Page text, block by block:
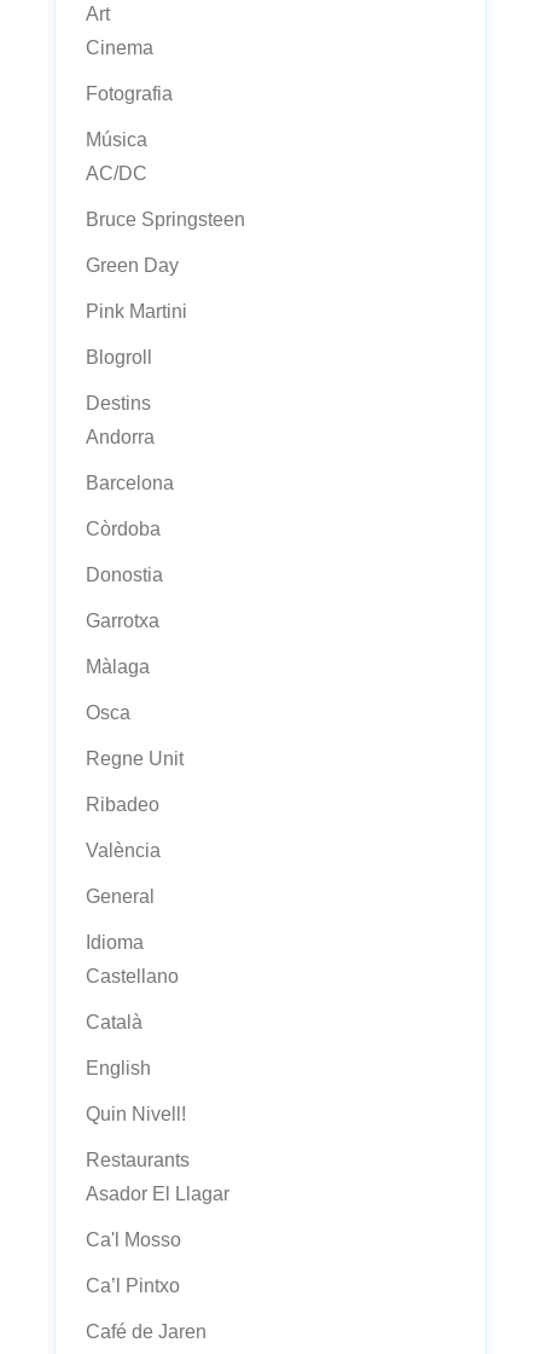
Art
Cinema
Fotografia
Música
AC/DC
Bruce Springsteen
Green Day
Pink Martini
Blogroll
Destins
Andorra
Barcelona
Còrdoba
Donostia
Garrotxa
Màlaga
Osca
Regne Unit
Ribadeo
València
General
Idioma
Castellano
Català
English
Quin Nivell!
Restaurants
Asador El Llagar
Ca'l Mosso
Ca’l Pintxo
Café de Jaren